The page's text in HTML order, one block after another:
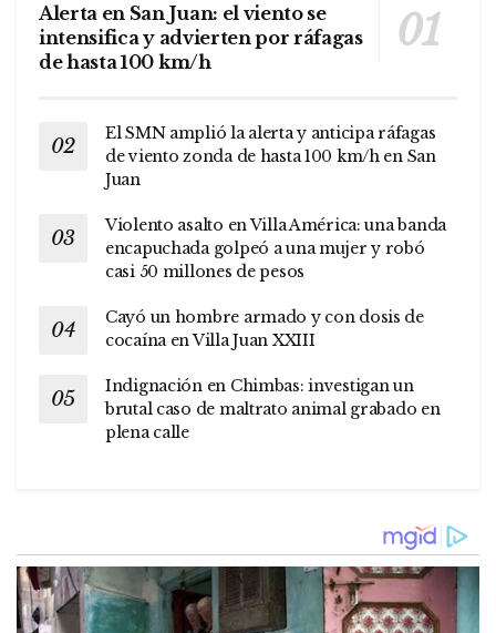
Alerta en San Juan: el viento se
intensifica y advierten por ráfagas
de hasta 100 km/h
El SMN amplió la alerta y anticipa ráfagas
de viento zonda de hasta 100 km/h en San
Juan
Violento asalto en Villa América: una banda
encapuchada golpeó a una mujer y robó
casi 50 millones de pesos
Cayó un hombre armado y con dosis de
cocaína en Villa Juan XXIII
Indignación en Chimbas: investigan un
brutal caso de maltrato animal grabado en
plena calle